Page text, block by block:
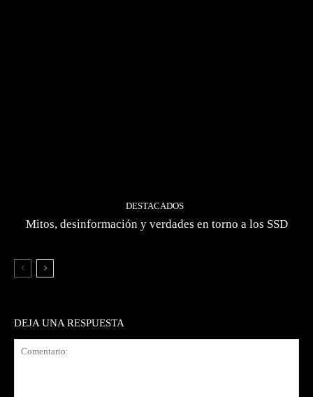
DESTACADOS
Mitos, desinformación y verdades en torno a los SSD
DEJA UNA RESPUESTA